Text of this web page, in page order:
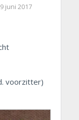
juni 2017
voorzitter)